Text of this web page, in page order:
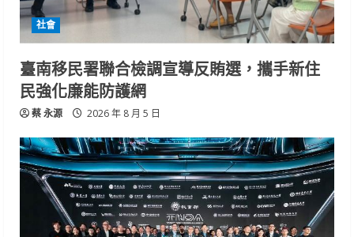
社會
臺南移民署聯合檢調宣導反賄選，攜手新住
民強化廉能防護網
蔡 永源 2026 年 8 月 5 日